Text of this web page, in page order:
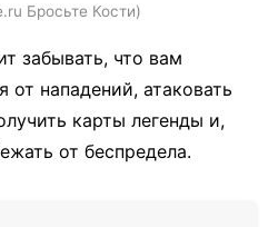
Бросьте Кости)
забывать, что вам
от нападений, атаковать
карты легенды и,
от беспредела.